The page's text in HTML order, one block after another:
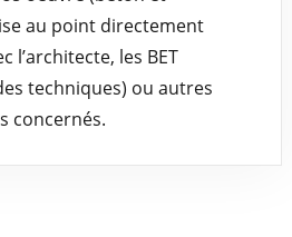
au point directement
l’architecte, les BET
techniques) ou autres
concernés.